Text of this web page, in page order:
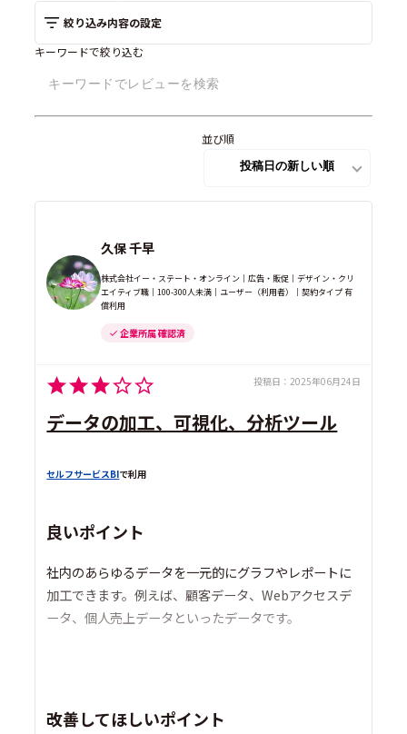
絞り込み内容の設定
キーワードで絞り込む
並び順
久保 千早
株式会社イー・ステート・オンライン｜広告・販促｜デザイン・クリ
エイティブ職｜100-300人未満｜ユーザー（利用者）｜契約タイプ 有
償利用
企業所属 確認済
投稿日： 2025年06月24日
データの加工、可視化、分析ツール
セルフサービスBIで利用
良いポイント
社内のあらゆるデータを一元的にグラフやレポートに
加工できます。例えば、顧客データ、Webアクセスデ
ータ、個人売上データといったデータです。
改善してほしいポイント